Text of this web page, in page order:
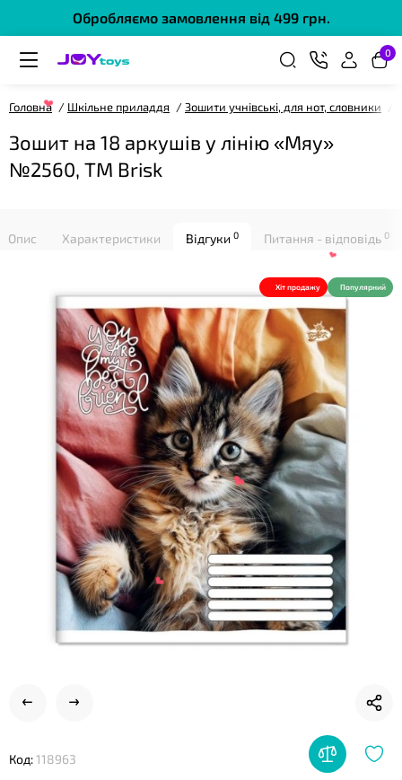
Обробляємо замовлення від 499 грн.
0
Головна Шкільне приладдя Зошити учнівські, для нот, словники
Зошит на 18 аркушів у лінію «Мяу»
№2560, ТМ Brisk
Опис Характеристики Відгуки 0 Питання - відповідь 0
Хіт продажу Популярний
Код:118963
❤